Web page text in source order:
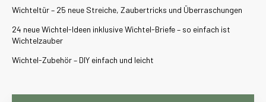
Wichteltür – 25 neue Streiche, Zaubertricks und Überraschungen
24 neue Wichtel-Ideen inklusive Wichtel-Briefe – so einfach ist
Wichtelzauber
Wichtel-Zubehör – DIY einfach und leicht